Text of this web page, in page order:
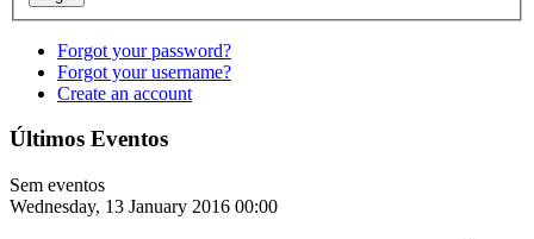
Forgot your password?
Forgot your username?
Create an account
Últimos Eventos
Sem eventos
Wednesday, 13 January 2016 00:00